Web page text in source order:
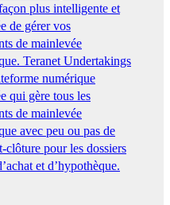
plus intelligente et
de gérer vos
de mainlevée
Teranet Undertakings
numérique
qui gère tous les
de mainlevée
avec peu ou pas de
clôture pour les dossiers
et d’hypothèque.